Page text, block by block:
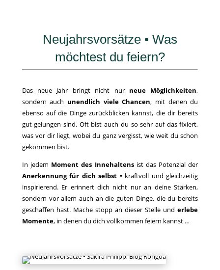
Neujahrsvorsätze • Was
möchtest du feiern?
Das neue Jahr bringt nicht nur neue Möglichkeiten,
sondern auch unendlich viele Chancen, mit denen du
ebenso auf die Dinge zurückblicken kannst, die dir bereits
gut gelungen sind. Oft bist auch du so sehr auf das fixiert,
was vor dir liegt, wobei du ganz vergisst, wie weit du schon
gekommen bist.
In jedem Moment des Innehaltensist das Potenzial der
Anerkennung für dich selbst •kraftvoll und gleichzeitig
inspirierend. Er erinnert dich nicht nur an deine Stärken,
sondern vor allem auch an die guten Dinge, die du bereits
geschaffen hast. Mache stopp an dieser Stelle underlebe
Momente, in denen du dich vollkommen feiern kannst …